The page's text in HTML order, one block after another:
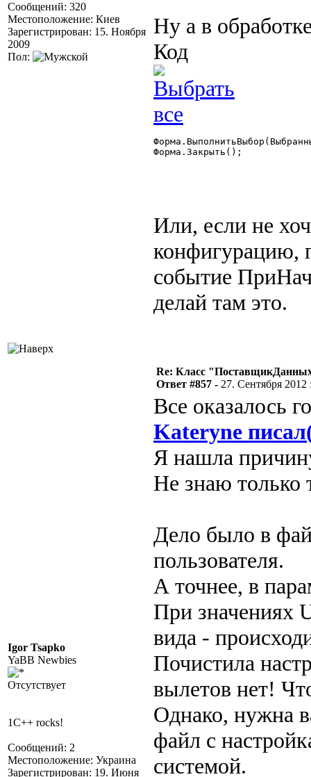
Сообщений: 320
Местоположение: Киев
Зарегистрирован: 15. Ноября
2009
Пол:
Ну а в
Код
Форма.Закрыть();
Или, если не
конфигурацию,
событие
делай там это.
Igor Tsapko
YaBB Newbies
Отсутствует
1C++ rocks!
Сообщений: 2
Местоположение: Украина
Зарегистрирован: 19. Июня
Re: Класс
Ответ #857 - 27. Сентября 2012
Все оказалось
Kateryne
Я нашла
Не знаю только
Дело было в
пользователя.
А точнее, в
При значениях
вида -
Почистила
вылетов нет!
Однако, нужна
файл с
системой.